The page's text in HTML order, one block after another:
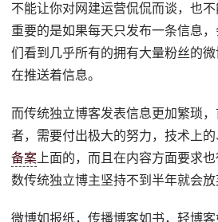
不能让你对网建运营侃侃而谈，也
重要的是如果每天只发布一条信息
们看到几乎所有的拥有大量粉丝的
在推送着信息。
而传统独立博客发表信息更加繁琐
者，需要付出极大的努力，技术上的
备案 上面的，而且在内容方面要求
数传统独立博主坚持不到半年就会放
微博如报纸，传播博客如书，轻博